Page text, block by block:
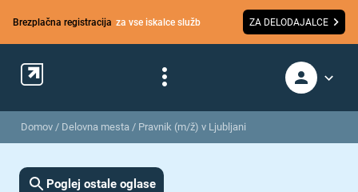
Brezplačna registracija za vse iskalce služb ZA DELODAJALCE
Domov / Delovna mesta / Pravnik (m/ž) v Ljubljani
Poglej ostale oglase